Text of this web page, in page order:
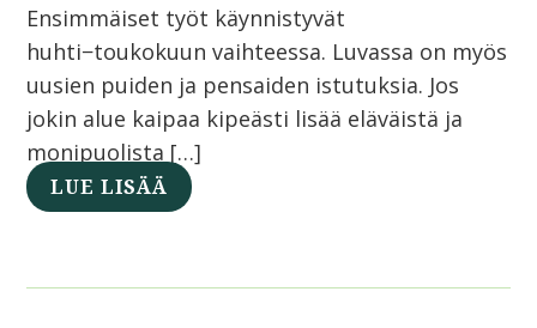
Ensimmäiset työt käynnistyvät
huhti−toukokuun vaihteessa. Luvassa on myös
uusien puiden ja pensaiden istutuksia. Jos
jokin alue kaipaa kipeästi lisää eläväistä ja
monipuolista […]
LUE LISÄÄ